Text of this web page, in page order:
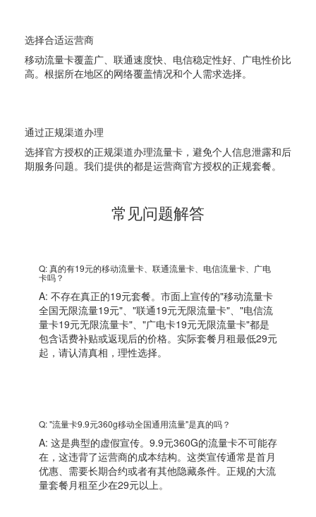
选择合适运营商
移动流量卡覆盖广、联通速度快、电信稳定性好、广电性价比
高。根据所在地区的网络覆盖情况和个人需求选择。
通过正规渠道办理
选择官方授权的正规渠道办理流量卡，避免个人信息泄露和后
期服务问题。我们提供的都是运营商官方授权的正规套餐。
常见问题解答
Q: 真的有19元的移动流量卡、联通流量卡、电信流量卡、广电
卡吗？
A: 不存在真正的19元套餐。市面上宣传的"移动流量卡
全国无限流量19元"、"联通19元无限流量卡"、"电信流
量卡19元无限流量卡"、"广电卡19元无限流量卡"都是
包含话费补贴或返现后的价格。实际套餐月租最低29元
起，请认清真相，理性选择。
Q: "流量卡9.9元360g移动全国通用流量"是真的吗？
A: 这是典型的虚假宣传。9.9元360G的流量卡不可能存
在，这违背了运营商的成本结构。这类宣传通常是首月
优惠、需要长期合约或者有其他隐藏条件。正规的大流
量套餐月租至少在29元以上。